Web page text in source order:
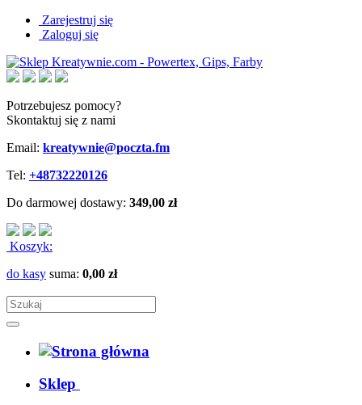
Zarejestruj się
Zaloguj się
Potrzebujesz pomocy?
Skontaktuj się z nami
Email: kreatywnie@poczta.fm
Tel: +48732220126
Do darmowej dostawy: 349,00 zł
Koszyk:
do kasy suma: 0,00 zł
Sklep